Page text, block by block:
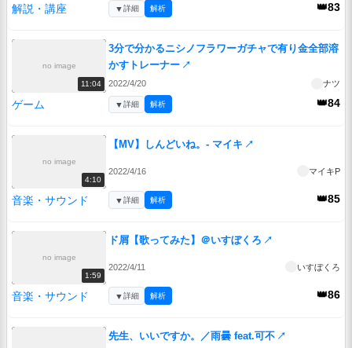
解説・講座 👑83
▼詳細 解析
no image
11:04
3分で分かるニシノフラワーガチャで有り金全部溶
かすトレーナー ↗
2022/4/20 ナツ
ゲーム 👑84
▼詳細 解析
no image
4:10
【MV】しんどいね。- マイキ ↗
2022/4/16 マイキP
音楽・サウンド 👑85
▼詳細 解析
no image
1:59
ド屑【歌ってみた】＠いすぼくろ ↗
2022/4/11 いすぼくろ
音楽・サウンド 👑86
▼詳細 解析
先生、いいですか。／雨曇 feat.可不 ↗